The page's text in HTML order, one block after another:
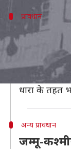
प्रावधान
क्या था
भारतीय
इसमें मिले
कश्मीर) होती
धारा के तहत
अन्य प्रावधान
जम्मू-